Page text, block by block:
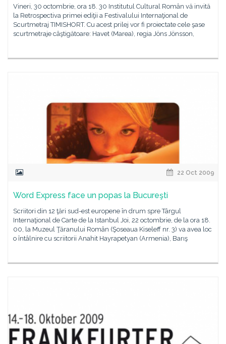
Vineri, 30 octombrie, ora 18. 30 Institutul Cultural Român vă invită
la Retrospectiva primei ediţii a Festivalului Internaţional de
Scurtmetraj TIMISHORT. Cu acest prilej vor fi proiectate cele şase
scurtmetraje câştigătoare: Havet (Marea), regia Jöns Jönsson,
22 Oct 2009
Word Express face un popas la Bucureşti
Scriitori din 12 ţări sud-est europene în drum spre Târgul
Internaţional de Carte de la Istanbul Joi, 22 octombrie, de la ora 18.
00, la Muzeul Ţăranului Român (Şoseaua Kiseleff nr. 3) va avea loc
o întâlnire cu scriitorii Anahit Hayrapetyan (Armenia), Barış